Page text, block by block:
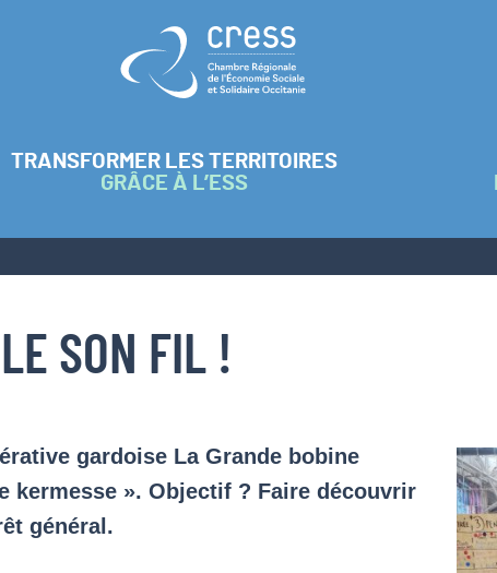
Retour à l'accueil
TRANSFORMER LES TERRITOIRES
GRÂCE À L’ESS
SON FIL !
gardoise La Grande bobine
kermesse ». Objectif ? Faire découvrir
général.